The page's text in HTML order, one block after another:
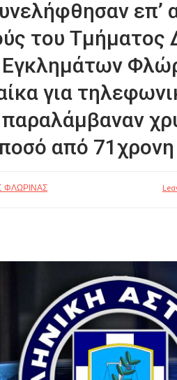
του Τμήματος
Εγκλημάτων
για
από 71χρονη
ΦΛΩΡΙΝΑΣ